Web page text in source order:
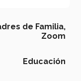
de Familia,
Zoom
Educación